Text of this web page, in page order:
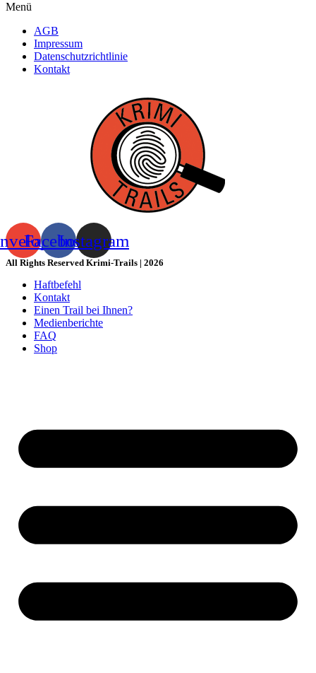
Menü
AGB
Impressum
Datenschutzrichtlinie
Kontakt
FacebookInstagram
All Rights Reserved Krimi-Trails | 2026
Haftbefehl
Kontakt
Einen Trail bei Ihnen?
Medienberichte
FAQ
Shop